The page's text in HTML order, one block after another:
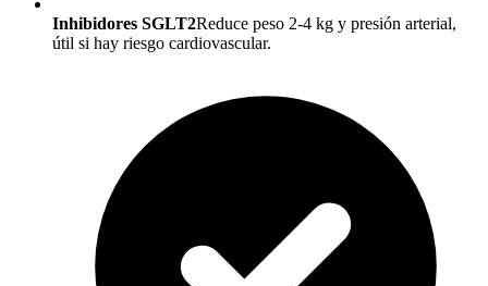
Inhibidores SGLT2Reduce peso 2-4 kg y presión arterial,
útil si hay riesgo cardiovascular.